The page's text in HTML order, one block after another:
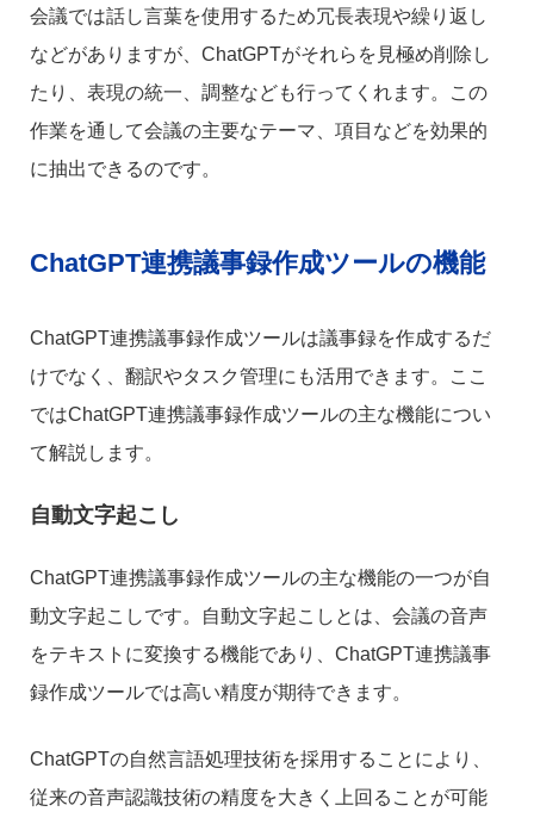
会議では話し言葉を使用するため冗長表現や繰り返し
などがありますが、ChatGPTがそれらを見極め削除し
たり、表現の統一、調整なども行ってくれます。この
作業を通して会議の主要なテーマ、項目などを効果的
に抽出できるのです。
ChatGPT連携議事録作成ツールの機能
ChatGPT連携議事録作成ツールは議事録を作成するだ
けでなく、翻訳やタスク管理にも活用できます。ここ
ではChatGPT連携議事録作成ツールの主な機能につい
て解説します。
自動文字起こし
ChatGPT連携議事録作成ツールの主な機能の一つが自
動文字起こしです。自動文字起こしとは、会議の音声
をテキストに変換する機能であり、ChatGPT連携議事
録作成ツールでは高い精度が期待できます。
ChatGPTの自然言語処理技術を採用することにより、
従来の音声認識技術の精度を大きく上回ることが可能